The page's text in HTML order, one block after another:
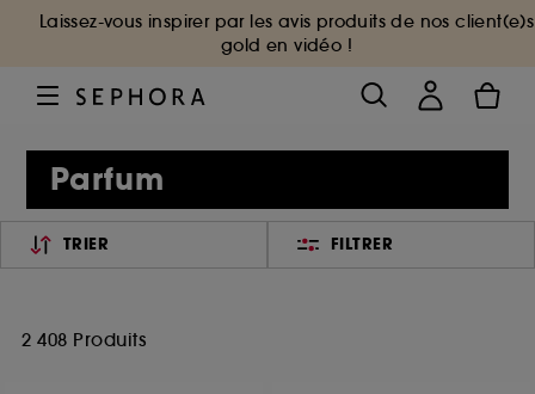
Laissez-vous inspirer par les avis produits de nos client(e)s
gold en vidéo !
Parfum
TRIER FILTRER
2 408 Produits